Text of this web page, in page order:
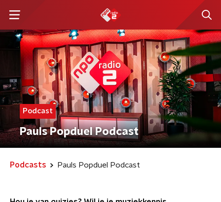
Podcast
Pauls Popduel Podcast
Podcasts Pauls Popduel Podcast